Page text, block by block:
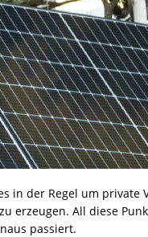
in der Regel um private
erzeugen. All diese
passiert.